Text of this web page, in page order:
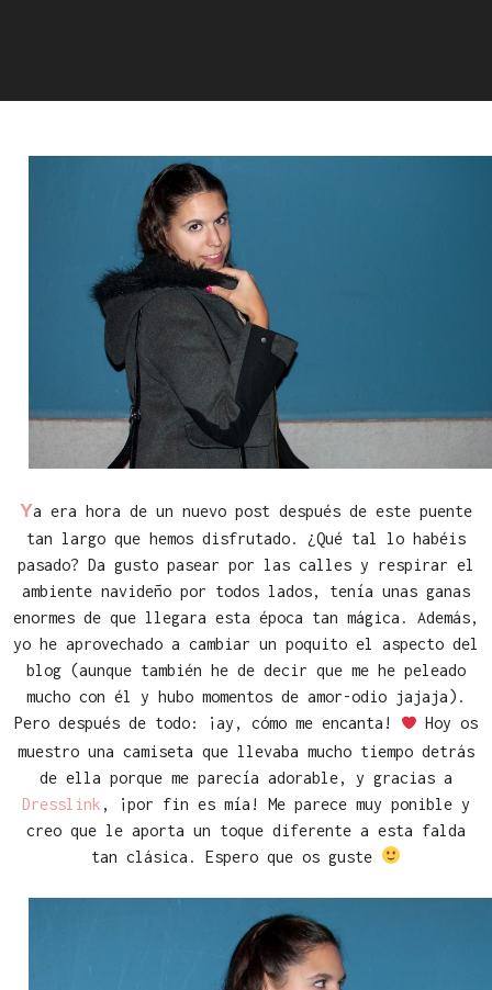
Ya era hora de un nuevo post después de este puente
tan largo que hemos disfrutado. ¿Qué tal lo habéis
pasado? Da gusto pasear por las calles y respirar el
ambiente navideño por todos lados, tenía unas ganas
enormes de que llegara esta época tan mágica. Además,
yo he aprovechado a cambiar un poquito el aspecto del
blog (aunque también he de decir que me he peleado
mucho con él y hubo momentos de amor-odio jajaja).
Pero después de todo: ¡ay, cómo me encanta!
Hoy os
muestro una camiseta que llevaba mucho tiempo detrás
de ella porque me parecía adorable, y gracias a
Dresslink , ¡por fin es mía! Me parece muy ponible y
creo que le aporta un toque diferente a esta falda
tan clásica. Espero que os guste